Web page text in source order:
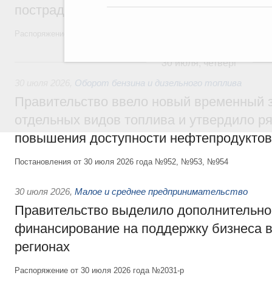
пострадавшим от наводнения
30 июля, четверг
Оборот бензина и дизельного топлива
Правительство ввело новый временный
отдельных видов топлива и утвердило
повышения доступности нефтепродуктов
Постановления от 30 июля 2026 года №952, №953, №954
30 июля 2026, Малое и среднее предпринимательство
Правительство выделило
финансирование на поддержку бизнеса
регионах
Распоряжение от 30 июля 2026 года №2031-р